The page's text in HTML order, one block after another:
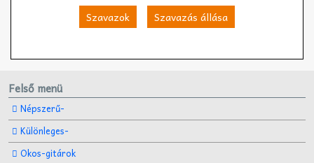
Szavazok Szavazás állása
Felső menü
Népszerű-
Különleges-
Okos-gitárok